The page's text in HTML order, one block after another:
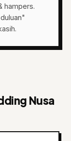
hampers.
Nusa